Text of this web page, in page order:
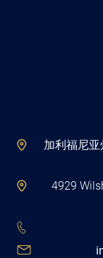
加利福尼
4929